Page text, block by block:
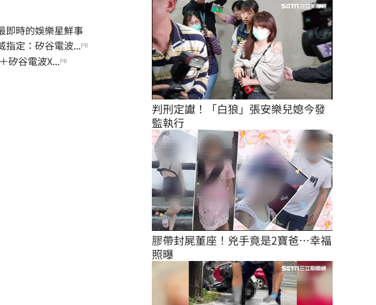
時的娛樂星鮮事
指定：矽谷電波...PR
矽谷電波X...PR
判刑定讞！「白狼」張安樂兒媳今發
監執行
膠帶封屍董座！兇手竟是2寶爸…幸福
照曝